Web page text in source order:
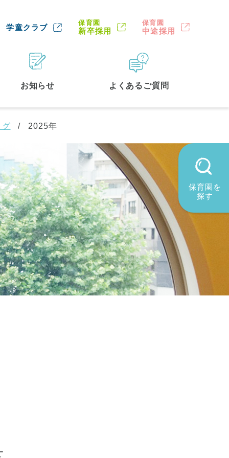
学童クラブ
保育園
新卒採用
保育園
中途採用
お知らせ よくあるご質問
保育園を
探す
墨田区(2) 品川区 (1)
杉並区(3) 板橋区(3)
三鷹市(2) 調布市(1)
千代田区(1) 豊島区(2)
グ 2025年